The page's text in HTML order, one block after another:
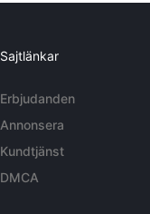
Sajtlänkar
Erbjudanden
Annonsera
Kundtjänst
DMCA